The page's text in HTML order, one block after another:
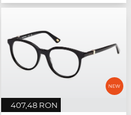
407,48 RON